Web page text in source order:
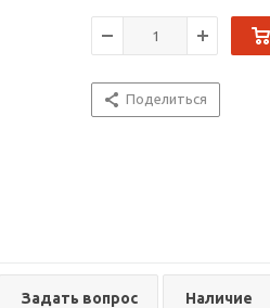
Поделиться
Задать вопрос Наличие